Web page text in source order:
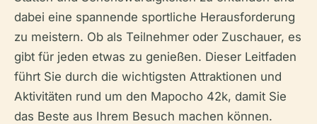
dabei eine spannende sportliche Herausforderung
zu meistern. Ob als Teilnehmer oder Zuschauer, es
gibt für jeden etwas zu genießen. Dieser Leitfaden
führt Sie durch die wichtigsten Attraktionen und
Aktivitäten rund um den Mapocho 42k, damit Sie
das Beste aus Ihrem Besuch machen können.